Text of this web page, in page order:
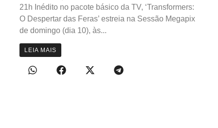
21h Inédito no pacote básico da TV, ‘Transformers:
O Despertar das Feras’ estreia na Sessão Megapix
de domingo (dia 10), às...
LEIA MAIS